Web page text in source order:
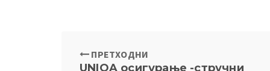
ПРЕТХОДНИ
UNIQA осигурање -стручни